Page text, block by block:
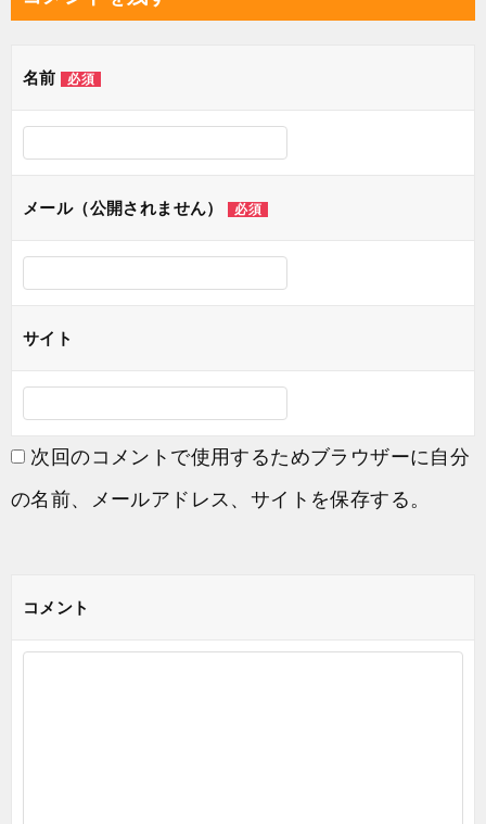
ビ
ー
ョ
名前 必須
メール（公開されません） 必須
サイト
次回のコメントで使用するためブラウザーに自分
の名前、メールアドレス、サイトを保存する。
コメント